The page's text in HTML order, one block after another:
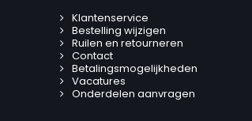
Klantenservice
Bestelling wijzigen
Ruilen en retourneren
Contact
Betalingsmogelijkheden
Vacatures
Onderdelen aanvragen